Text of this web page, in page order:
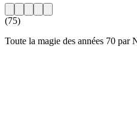
(75)
Toute la magie des années 70 par